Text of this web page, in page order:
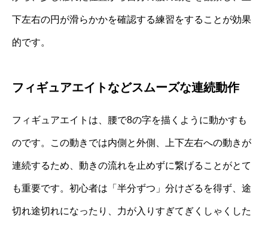
下左右の円が滑らかかを確認する練習をすることが効果
的です。
フィギュアエイトなどスムーズな連続動作
フィギュアエイトは、腰で8の字を描くように動かすも
のです。この動きでは内側と外側、上下左右への動きが
連続するため、動きの流れを止めずに繋げることがとて
も重要です。初心者は「半分ずつ」分けざるを得ず、途
切れ途切れになったり、力が入りすぎてぎくしゃくした